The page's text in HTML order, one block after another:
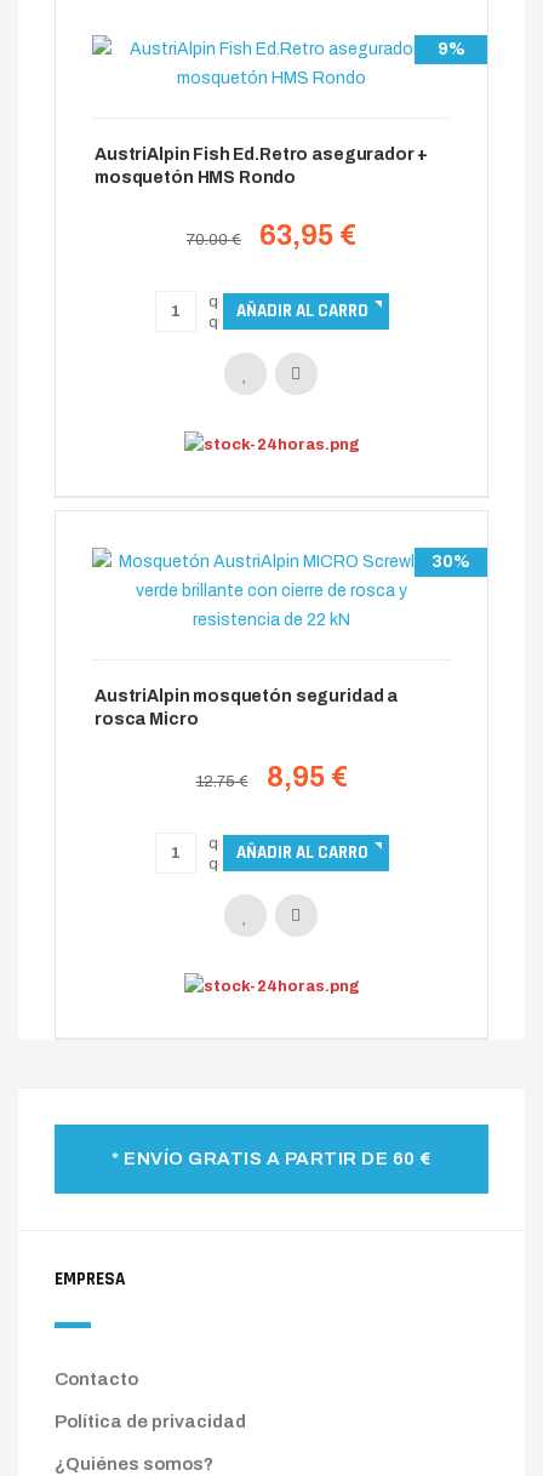
9%
AustriAlpin Fish Ed.Retro asegurador +
mosquetón HMS Rondo
70.00 € 63,95 €
30%
AustriAlpin mosquetón seguridad a
rosca Micro
12.75 € 8,95 €
* ENVÍO GRATIS A PARTIR DE 60 €
EMPRESA
Contacto
Política de privacidad
¿Quiénes somos?